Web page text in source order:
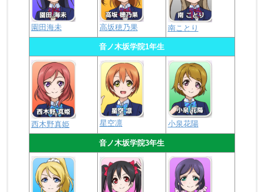
園田海未 高坂穂乃果 南ことり
音ノ木坂学院1年生
西木野真姫 星空凛 小泉花陽
音ノ木坂学院3年生